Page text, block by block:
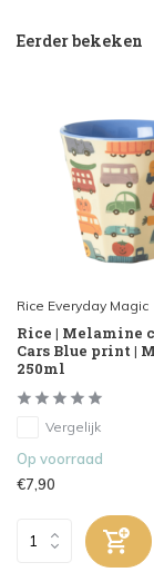
Eerder bekeken
Rice Everyday Magic
Rice | Melamine
Cars Blue print |
250ml
Vergelijk
Op voorraad
€7,90